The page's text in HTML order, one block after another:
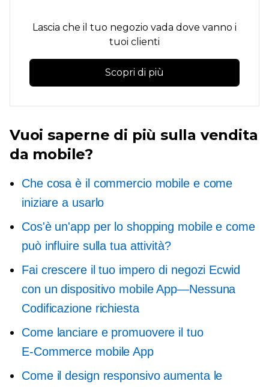
Lascia che il tuo negozio vada dove vanno i
tuoi clienti
Scopri di più
Vuoi saperne di più sulla vendita
da mobile?
Che cosa è il commercio mobile e come
iniziare a usarlo
Cos'è un'app per lo shopping mobile e come
può influire sulla tua attività?
Fai crescere il tuo impero di negozi Ecwid
con un dispositivo mobileApp—Nessuna
Codificazione richiesta
Come lanciare e promuovere il tuo
E-Commerce mobile App
Come il design responsivo aumenta le